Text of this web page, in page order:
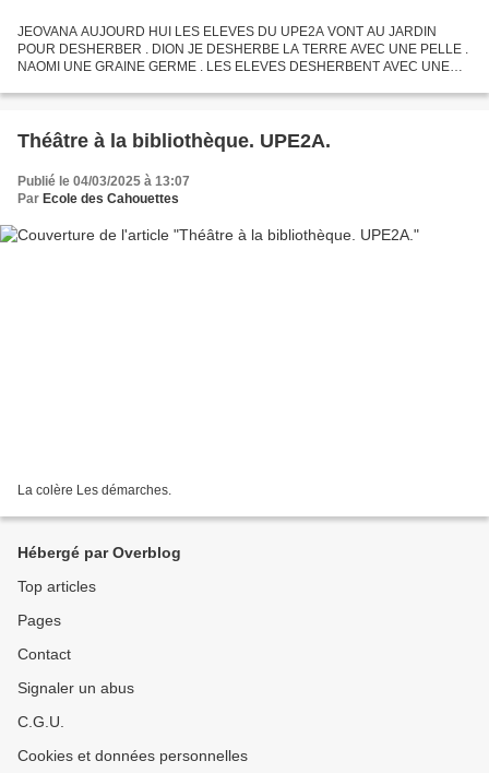
JEOVANA AUJOURD HUI LES ELEVES DU UPE2A VONT AU JARDIN
POUR DESHERBER . DION JE DESHERBE LA TERRE AVEC UNE PELLE .
NAOMI UNE GRAINE GERME . LES ELEVES DESHERBENT AVEC UNE
Théâtre à la bibliothèque. UPE2A.
Publié le 04/03/2025 à 13:07
Par Ecole des Cahouettes
La colère Les démarches.
Hébergé par Overblog
Top articles
Pages
Contact
Signaler un abus
C.G.U.
Cookies et données personnelles